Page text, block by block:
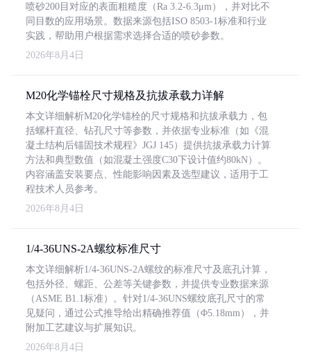
喷砂200目对应的表面粗糙度（Ra 3.2-6.3μm），并对比不
同目数的应用场景。数据来源包括ISO 8503-1标准和行业
实践，帮助用户根据需求选择合适的喷砂参数。
2026年8月4日
M20化学锚栓尺寸规格及抗拔承载力详解
本文详细解析M20化学锚栓的尺寸规格和抗拔承载力，包
括螺杆直径、钻孔尺寸等参数，并依据专业标准（如《混
凝土结构后锚固技术规程》JGJ 145）提供抗拔承载力计算
方法和典型数值（如混凝土强度C30下设计值约80kN）。
内容涵盖安装要点、性能影响因素及选型建议，适用于工
程技术人员参考。
2026年8月4日
1/4-36UNS-2A螺纹标准尺寸
本文详细解析1/4-36UNS-2A螺纹的标准尺寸及底孔计算，
包括外径、螺距、公差等关键参数，并提供专业数据来源
（ASME B1.1标准）。针对1/4-36UNS螺纹底孔尺寸的常
见疑问，通过公式推导给出精确推荐值（Φ5.18mm），并
附加工艺建议与扩展知识。
2026年8月4日